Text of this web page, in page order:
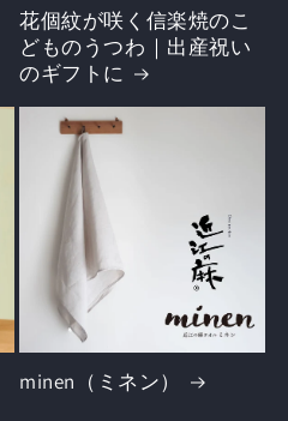
花個紋が咲く信楽焼のこ
どものうつわ｜出産祝い
のギフトに
minen（ミネン）